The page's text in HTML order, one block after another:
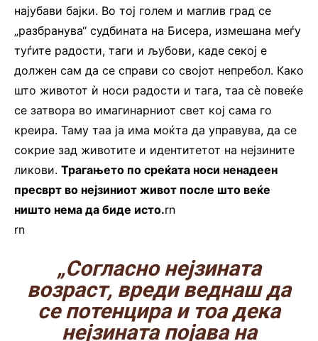
најубави бајки. Во тој голем и маглив град се
„разбранува“ судбината на Бисера, измешана меѓу
туѓите радости, таги и љубови, каде секој е
должен сам да се справи со својот непребол. Како
што животот ѝ носи радости и тага, таа сè повеќе
се затвора во имагинарниот свет кој сама го
креира. Таму таа ја има моќта да управува, да се
сокрие зад животите и идентитетот на нејзините
ликови. Трагањето по среќата носи ненадеен
пресврт во нејзиниот живот после што веќе
ништо нема да биде исто.rn
rn
„Согласно нејзината
возраст, вреди веднаш да
се потенцира и тоа дека
нејзината појава на